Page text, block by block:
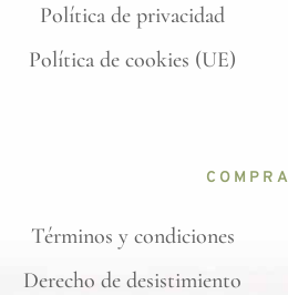
Política de privacidad
Política de cookies (UE)
COMPRA
Términos y condiciones
Derecho de desistimiento